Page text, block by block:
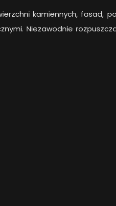
kamiennych, fasad,
Niezawodnie